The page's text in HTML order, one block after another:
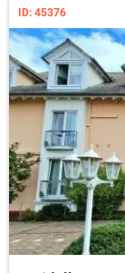
ID: 45376